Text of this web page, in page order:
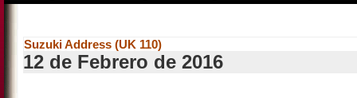
Suzuki Address (UK 110)
12 de Febrero de 2016